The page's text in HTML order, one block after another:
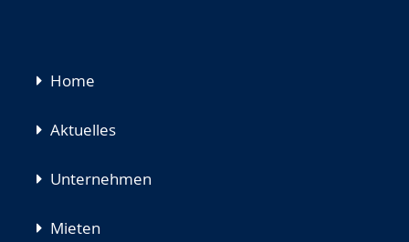
Navigation
Home
Aktuelles
Unternehmen
Mieten